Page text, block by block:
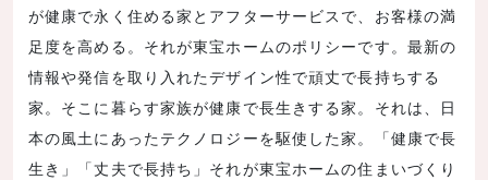
が健康で永く住める家とアフターサービスで、お客様の満
足度を高める。それが東宝ホームのポリシーです。最新の
情報や発信を取り入れたデザイン性で頑丈で長持ちする
家。そこに暮らす家族が健康で長生きする家。それは、日
本の風土にあったテクノロジーを駆使した家。「健康で長
生き」「丈夫で長持ち」それが東宝ホームの住まいづくり